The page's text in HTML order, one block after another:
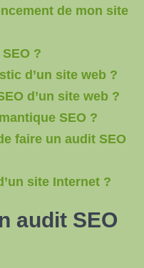
de mon site
?
d’un site web ?
d’un site web ?
SEO ?
faire un audit SEO
site Internet ?
audit SEO